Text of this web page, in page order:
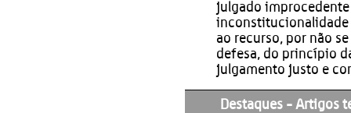
julgado
inconstitucionalidade
ao recurso, por não
defesa, do princípio
julgamento justo e
Destaques - Artigos